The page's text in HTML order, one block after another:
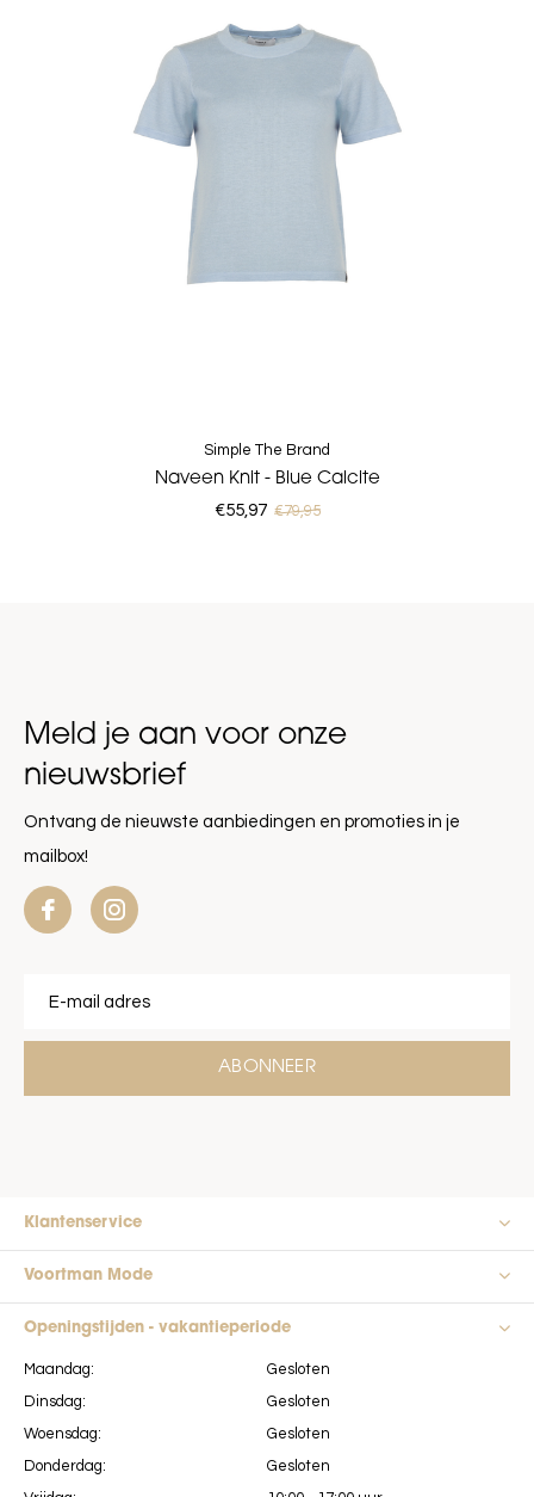
Simple The Brand
Naveen Knit - Blue Calcite
€55,97 €79,95
Meld je aan voor onze
nieuwsbrief
Ontvang de nieuwste aanbiedingen en promoties in je
mailbox!
ABONNEER
Klantenservice
Voortman Mode
Openingstijden - vakantieperiode
Maandag:
Dinsdag:
Woensdag:
Donderdag:
Gesloten
Gesloten
Gesloten
Gesloten